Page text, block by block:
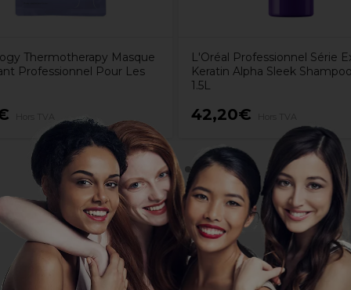
Thermotherapy Masque
Professionnel Pour Les
L'Oréal Professionnel Série
Keratin Alpha Sleek
1.5L
42,20€